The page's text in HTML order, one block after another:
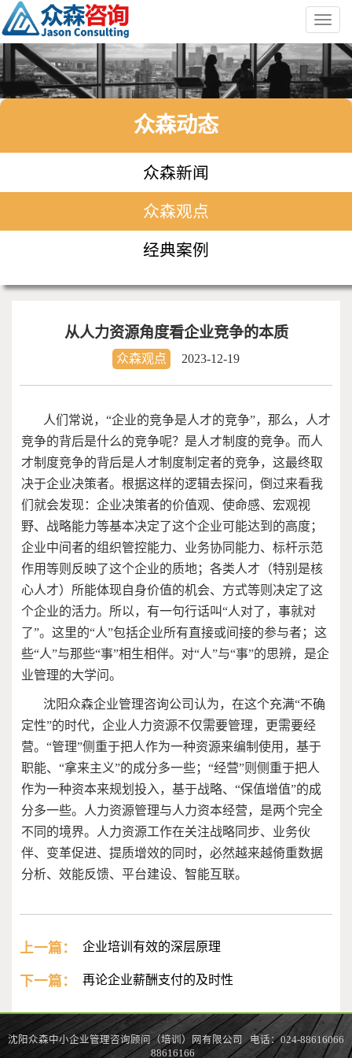
众森动态
众森新闻
众森观点
经典案例
从人力资源角度看企业竞争的本质
众森观点 2023-12-19
人们常说，“企业的竞争是人才的竞争”，那么，人才
竞争的背后是什么的竞争呢？是人才制度的竞争。而人
才制度竞争的背后是人才制度制定者的竞争，这最终取
决于企业决策者。根据这样的逻辑去探问，倒过来看我
们就会发现：企业决策者的价值观、使命感、宏观视
野、战略能力等基本决定了这个企业可能达到的高度；
企业中间者的组织管控能力、业务协同能力、标杆示范
作用等则反映了这个企业的质地；各类人才（特别是核
心人才）所能体现自身价值的机会、方式等则决定了这
个企业的活力。所以，有一句行话叫“人对了，事就对
了”。这里的“人”包括企业所有直接或间接的参与者；这
些“人”与那些“事”相生相伴。对“人”与“事”的思辨，是企
业管理的大学问。
沈阳众森企业管理咨询公司认为，在这个充满“不确
定性”的时代，企业人力资源不仅需要管理，更需要经
营。“管理”侧重于把人作为一种资源来编制使用，基于
职能、“拿来主义”的成分多一些；“经营”则侧重于把人
作为一种资本来规划投入，基于战略、“保值增值”的成
分多一些。人力资源管理与人力资本经营，是两个完全
不同的境界。人力资源工作在关注战略同步、业务伙
伴、变革促进、提质增效的同时，必然越来越倚重数据
分析、效能反馈、平台建设、智能互联。
上一篇： 企业培训有效的深层原理
下一篇： 再论企业薪酬支付的及时性
沈阳众森中小企业管理咨询顾问（培训）网有限公司 电话：024-88616066
88616166